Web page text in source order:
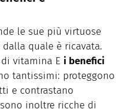
le sue più virtuose
quale è ricavata.
vitamina E i benefici
tantissimi: proteggono
e contrastano
inoltre ricche di